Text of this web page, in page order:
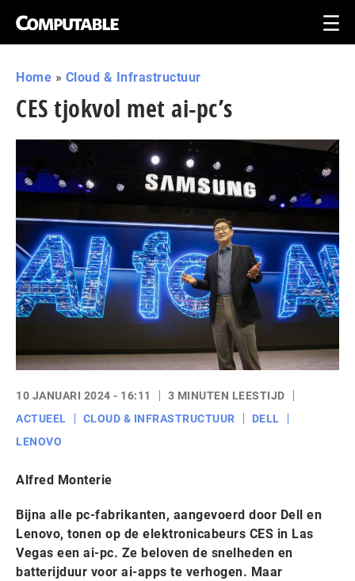
Home » Cloud & Infrastructuur
CES tjokvol met ai-pc’s
10 JANUARI 2024 - 16:11
3 MINUTEN LEESTIJD
ACTUEEL
CLOUD & INFRASTRUCTUUR
DELL
LENOVO
Alfred Monterie
Bijna alle pc-fabrikanten, aangevoerd door Dell en
Lenovo, tonen op de elektronicabeurs CES in Las
Vegas een ai-pc. Ze beloven de snelheden en
batterijduur voor ai-apps te verhogen. Maar